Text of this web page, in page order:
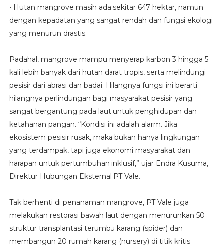
• Hutan mangrove masih ada sekitar 647 hektar, namun
dengan kepadatan yang sangat rendah dan fungsi ekologi
yang menurun drastis.
Padahal, mangrove mampu menyerap karbon 3 hingga 5
kali lebih banyak dari hutan darat tropis, serta melindungi
pesisir dari abrasi dan badai. Hilangnya fungsi ini berarti
hilangnya perlindungan bagi masyarakat pesisir yang
sangat bergantung pada laut untuk penghidupan dan
ketahanan pangan. “Kondisi ini adalah alarm. Jika
ekosistem pesisir rusak, maka bukan hanya lingkungan
yang terdampak, tapi juga ekonomi masyarakat dan
harapan untuk pertumbuhan inklusif,” ujar Endra Kusuma,
Direktur Hubungan Eksternal PT Vale.
Tak berhenti di penanaman mangrove, PT Vale juga
melakukan restorasi bawah laut dengan menurunkan 50
struktur transplantasi terumbu karang (spider) dan
membangun 20 rumah karang (nursery) di titik kritis